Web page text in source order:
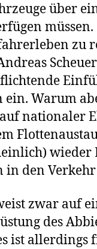
über
zu
ein. Warum
nationaler
wieder
in den
zwar auf
des
ist